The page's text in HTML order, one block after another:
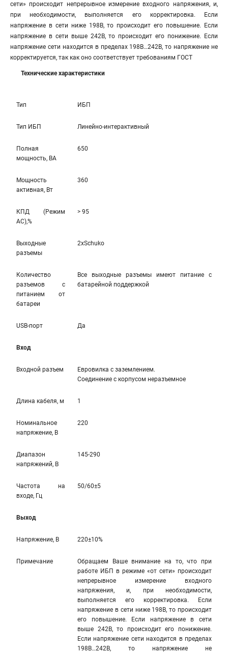
сети» происходит непрерывное измерение входного напряжения, и,
при необходимости, выполняется его корректировка. Если
напряжение в сети ниже 198В, то происходит его повышение. Если
напряжение в сети выше 242В, то происходит его понижение. Если
напряжение сети находится в пределах 198В…242В, то напряжение не
корректируется, так как оно соответствует требованиям ГОСТ
Технические характеристики
Тип ИБП
Тип ИБП Линейно-интерактивный
Полная
мощность, ВА
650
Мощность
активная, Вт
360
КПД (Режим
AC),%
> 95
Выходные
разъемы
2xSchuko
Количество
разъемов с
питанием от
батареи
Все выходные разъемы имеют питание с
батарейной поддержкой
USB-порт Да
Вход
Входной разъем
Евровилка с заземлением.
Соединение с корпусом неразъемное
Длина кабеля, м 1
Номинальное
напряжение, В
220
Диапазон
напряжений, В
145-290
Частота на
входе, Гц
50/60±5
Выход
Напряжение, В 220±10%
Примечание
Обращаем Ваше внимание на то, что при
работе ИБП в режиме «от сети» происходит
непрерывное измерение входного
напряжения, и, при необходимости,
выполняется его корректировка. Если
напряжение в сети ниже 198В, то происходит
его повышение. Если напряжение в сети
выше 242В, то происходит его понижение.
Если напряжение сети находится в пределах
198В…242В, то напряжение не